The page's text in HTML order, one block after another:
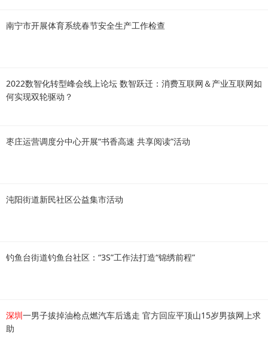
南宁市开展体育系统春节安全生产工作检查
2022数智化转型峰会线上论坛 数智跃迁：消费互联网＆产业互联网如
何实现双轮驱动？
枣庄运营调度分中心开展“书香高速 共享阅读”活动
沌阳街道新民社区公益集市活动
钓鱼台街道钓鱼台社区：“3S”工作法打造“锦绣前程”
深圳一男子拔掉油枪点燃汽车后逃走 官方回应平顶山15岁男孩网上求
助